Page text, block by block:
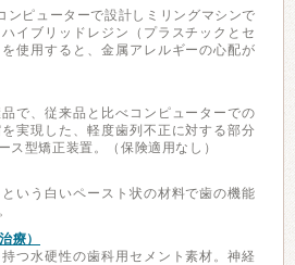
ンピューターで設計しミリングマシンで
イブリッドレジン（プラスチックとセ
使用すると、金属アレルギーの心配が
で、従来品と比べコンピューターでの
実現した、軽度歯列不正に対する部分
ス型矯正装置。（保険適用なし）
いう白いペースト状の材料で歯の機能
療）
つ水硬性の歯科用セメント素材。神経